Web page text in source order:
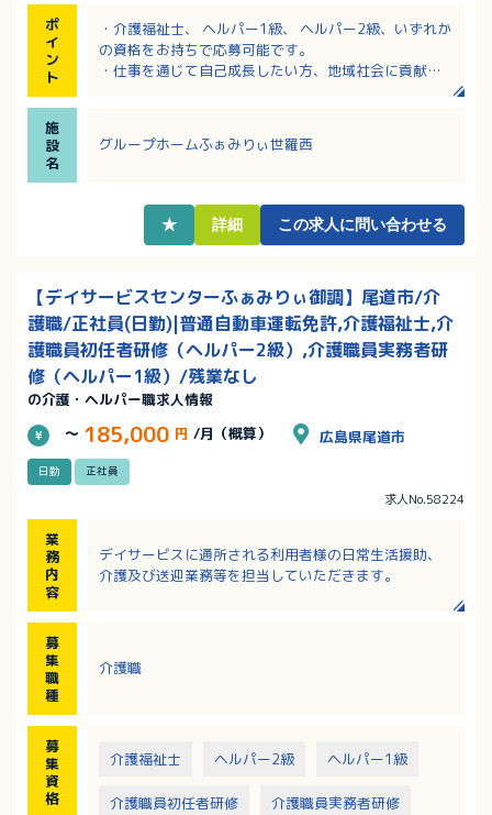
ポ
イ
ン
ト
・介護福祉士、 ヘルパー1級、 ヘルパー2級、いずれか
の資格をお持ちで応募可能です。
・仕事を通じて自己成長したい方、地域社会に貢献し
・年間賞与3か月分！昇給もしっかり対応されるのでモ
想いに応えられるよう、再雇用制度を導入していま
施
設
名
グループホームふぁみりぃ世羅西
★ 詳細 この求人に問い合わせる
【デイサービスセンターふぁみりぃ御調】尾道市/介
護職/正社員(日勤)|普通自動車運転免許,介護福祉士,介
護職員初任者研修（ヘルパー2級）,介護職員実務者研
修（ヘルパー1級）/残業なし
の介護・ヘルパー職求人情報
～ 185,000 円 /月（概算） 広島県尾道市
日勤 正社員
求人No.58224
業
務
内
容
デイサービスに通所される利用者様の日常生活援助、
介護及び送迎業務等を担当していただきます。
募
集
職
種
介護職
募
集
資
格
介護福祉士 ヘルパー2級 ヘルパー1級
介護職員初任者研修 介護職員実務者研修